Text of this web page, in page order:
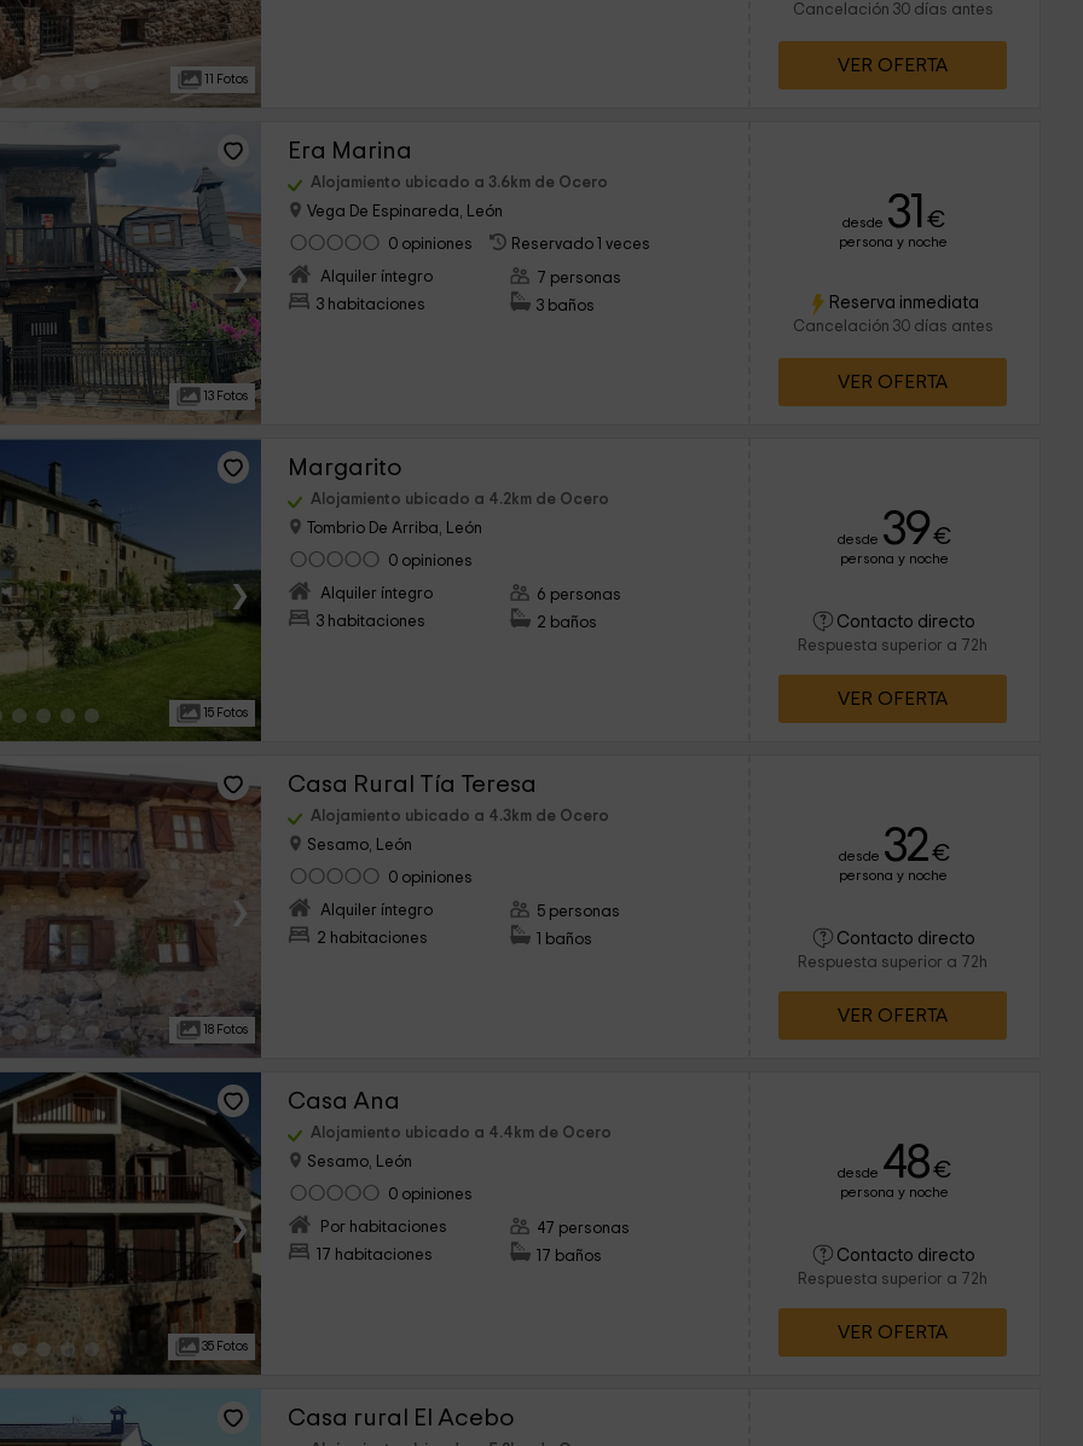
11 Fotos
Cancelación 30 días antes
VER OFERTA
›
13 Fotos
Era Marina
Alojamiento ubicado a 3.6km de Ocero
Vega De Espinareda, León
0 opiniones
Reservado 1 veces
Alquiler íntegro
3 habitaciones
7 personas
3 baños
desde 31 €
persona y noche
Reserva inmediata
Cancelación 30 días antes
VER OFERTA
›
15 Fotos
Margarito
Alojamiento ubicado a 4.2km de Ocero
Tombrio De Arriba, León
0 opiniones
Alquiler íntegro
3 habitaciones
6 personas
2 baños
desde 39€
persona y noche
Contacto directo
Respuesta superior a 72h
VER OFERTA
›
18 Fotos
Casa Rural Tía Teresa
Alojamiento ubicado a 4.3km de Ocero
Sesamo, León
0 opiniones
Alquiler íntegro
2 habitaciones
5 personas
1 baños
desde 32€
persona y noche
Contacto directo
Respuesta superior a 72h
VER OFERTA
›
35 Fotos
Casa Ana
Alojamiento ubicado a 4.4km de Ocero
Sesamo, León
0 opiniones
Por habitaciones
17 habitaciones
47 personas
17 baños
desde 48€
persona y noche
Contacto directo
Respuesta superior a 72h
VER OFERTA
Casa rural El Acebo